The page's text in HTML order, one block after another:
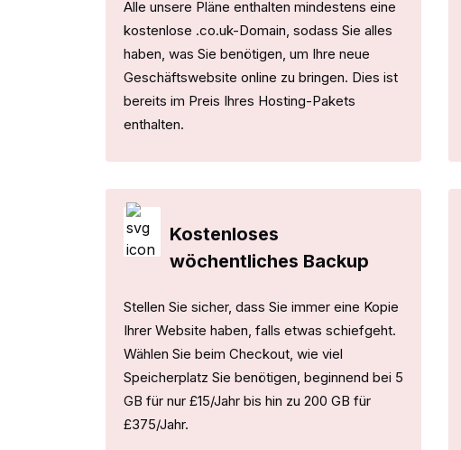
Alle unsere Pläne enthalten mindestens eine
kostenlose .co.uk-Domain, sodass Sie alles
haben, was Sie benötigen, um Ihre neue
Geschäftswebsite online zu bringen. Dies ist
bereits im Preis Ihres Hosting-Pakets
enthalten.
Kostenloses
wöchentliches Backup
Stellen Sie sicher, dass Sie immer eine Kopie
Ihrer Website haben, falls etwas schiefgeht.
Wählen Sie beim Checkout, wie viel
Speicherplatz Sie benötigen, beginnend bei 5
GB für nur £15/Jahr bis hin zu 200 GB für
£375/Jahr.